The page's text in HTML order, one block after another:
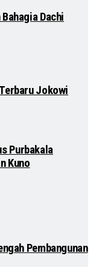
Dachi
Jokowi
Purbakala
Kuno
Pembangunan